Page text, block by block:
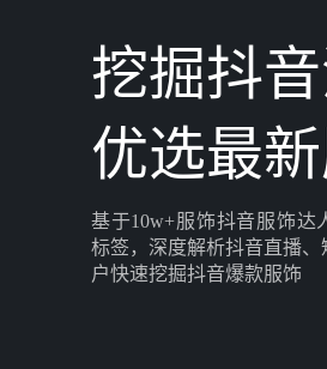
挖掘抖
优选最
基于10w+服饰抖音服饰达
标签，深度解析抖音直播
户快速挖掘抖音爆款服饰